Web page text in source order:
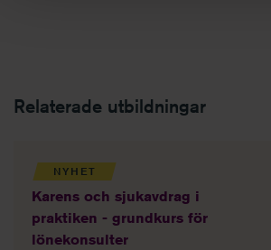
Relaterade utbildningar
NYHET
Karens och sjukavdrag i
praktiken - grundkurs för
lönekonsulter